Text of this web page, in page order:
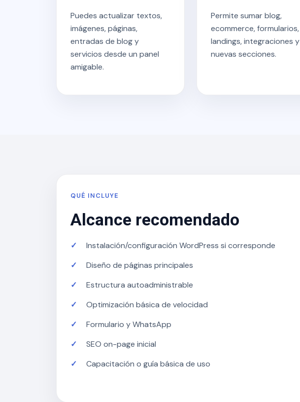
Puedes actualizar textos,
imágenes, páginas,
entradas de blog y
servicios desde un panel
amigable.
Permite sumar blog,
ecommerce, formularios,
landings, integraciones y
nuevas secciones.
QUÉ INCLUYE
Alcance recomendado
Instalación/configuración WordPress si corresponde
Diseño de páginas principales
Estructura autoadministrable
Optimización básica de velocidad
Formulario y WhatsApp
SEO on-page inicial
Capacitación o guía básica de uso